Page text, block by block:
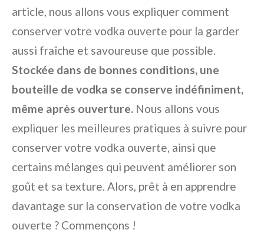
article, nous allons vous expliquer comment
conserver votre vodka ouverte pour la garder
aussi fraîche et savoureuse que possible.
Stockée dans de bonnes conditions, une
bouteille de vodka se conserve indéfiniment,
même après ouverture. Nous allons vous
expliquer les meilleures pratiques à suivre pour
conserver votre vodka ouverte, ainsi que
certains mélanges qui peuvent améliorer son
goût et sa texture. Alors, prêt à en apprendre
davantage sur la conservation de votre vodka
ouverte ? Commençons !